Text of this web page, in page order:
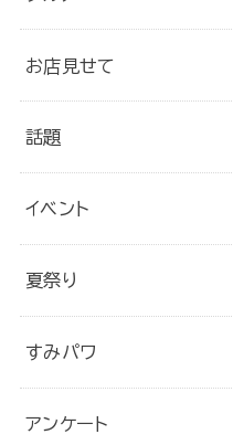
お店見せて
話題
イベント
夏祭り
すみパワ
アンケート